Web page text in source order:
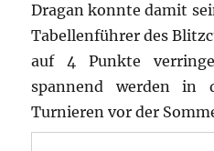
Dragan konnte damit
Tabellenführer des
auf 4 Punkte
spannend werden
Turnieren vor der